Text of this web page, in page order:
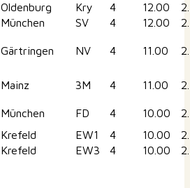
Oldenburg Kry 4 12.00
München SV 4 12.00
Gärtringen NV 4 11.00
Mainz 3M 4 11.00
München FD 4 10.00
Krefeld EW1 4 10.00
Krefeld EW3 4 10.00